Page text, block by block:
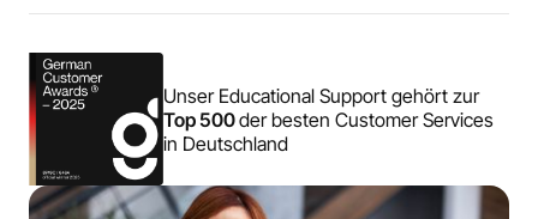
Unser Educational Support gehört zur
Top 500der besten Customer Services
in Deutschland